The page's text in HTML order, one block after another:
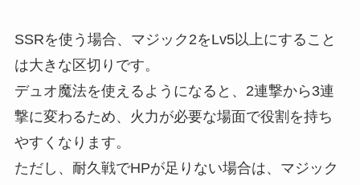
SSRを使う場合、マジック2をLv5以上にすること
は大きな区切りです。
デュオ魔法を使えるようになると、2連撃から3連
撃に変わるため、火力が必要な場面で役割を持ち
やすくなります。
ただし、耐久戦でHPが足りない場合は、マジック